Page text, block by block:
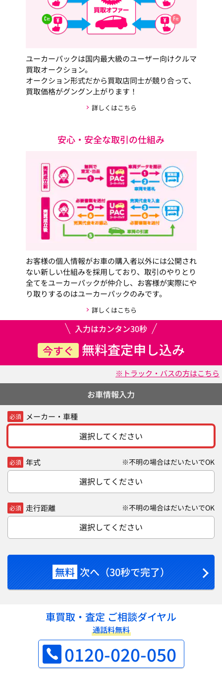
ユーカーパックは国内最大級のユーザー向けクルマ
買取オークション。
オークション形式だから買取店同士が競り合って、
買取価格がグングン上がります！
詳しくはこちら
安心・安全な取引の仕組み
お客様の個人情報がお車の購入者以外には公開され
ない新しい仕組みを採用しており、取引のやりとり
全てをユーカーパックが仲介し、お客様が実際にや
り取りするのはユーカーパックのみです。
詳しくはこちら
入力はカンタン30秒
今すぐ 無料査定申し込み
※トラック・バスの方はこちら
お車情報入力
必須 メーカー・車種
選択してください
必須 年式 ※不明の場合はだいたいでOK
選択してください
必須 走行距離 ※不明の場合はだいたいでOK
選択してください
無料 次へ（30秒で完了）
車買取・査定 ご相談ダイヤル
通話料無料
0120-020-050